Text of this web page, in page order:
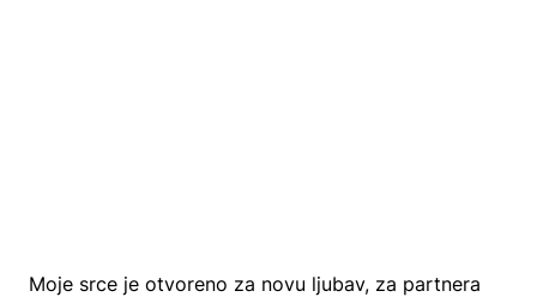
Moje srce je otvoreno za novu ljubav, za partnera